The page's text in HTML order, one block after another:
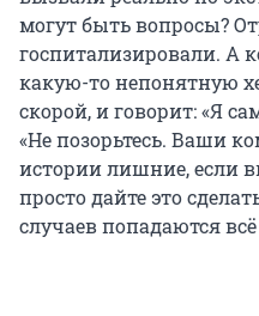
могут быть вопросы?
госпитализировали. А
какую-то непонятную
скорой, и говорит: «Я
«Не позорьтесь. Ваши
истории лишние, если
просто дайте это
случаев попадаются